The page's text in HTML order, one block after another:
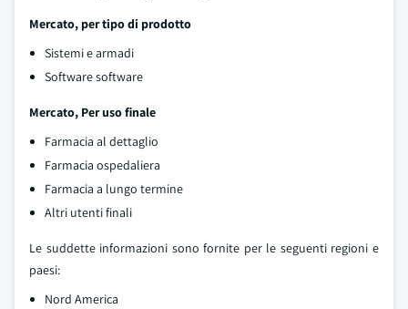
Mercato, per tipo di prodotto
Sistemi e armadi
Software software
Mercato, Per uso finale
Farmacia al dettaglio
Farmacia ospedaliera
Farmacia a lungo termine
Altri utenti finali
Le suddette informazioni sono fornite per le seguenti regioni e
paesi:
Nord America